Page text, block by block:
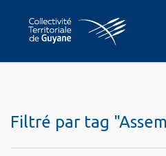
Filtré par tag